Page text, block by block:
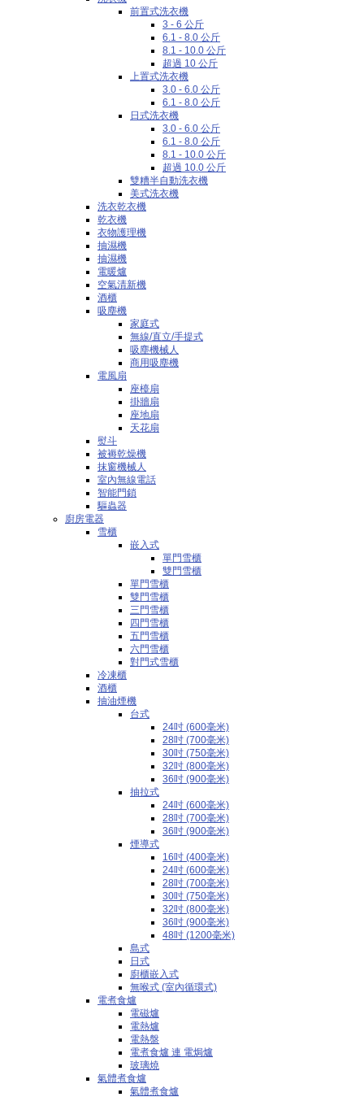
前置式洗衣機
3 - 6 公斤
6.1 - 8.0 公斤
8.1 - 10.0 公斤
超過 10 公斤
上置式洗衣機
3.0 - 6.0 公斤
6.1 - 8.0 公斤
日式洗衣機
3.0 - 6.0 公斤
6.1 - 8.0 公斤
8.1 - 10.0 公斤
超過 10.0 公斤
雙糟半自動洗衣機
美式洗衣機
洗衣乾衣機
乾衣機
衣物護理機
抽濕機
抽濕機
電暖爐
空氣清新機
酒櫃
吸塵機
家庭式
無線/直立/手提式
吸塵機械人
商用吸塵機
電風扇
座檯扇
掛牆扇
座地扇
天花扇
熨斗
被褥乾燥機
抹窗機械人
室內無線電話
智能門鎖
驅蟲器
廚房電器
雪櫃
嵌入式
單門雪櫃
雙門雪櫃
單門雪櫃
雙門雪櫃
三門雪櫃
四門雪櫃
五門雪櫃
六門雪櫃
對門式雪櫃
冷凍櫃
酒櫃
抽油煙機
台式
24吋 (600毫米)
28吋 (700毫米)
30吋 (750毫米)
32吋 (800毫米)
36吋 (900毫米)
抽拉式
24吋 (600毫米)
28吋 (700毫米)
36吋 (900毫米)
煙導式
16吋 (400毫米)
24吋 (600毫米)
28吋 (700毫米)
30吋 (750毫米)
32吋 (800毫米)
36吋 (900毫米)
48吋 (1200毫米)
島式
日式
廚櫃嵌入式
無喉式 (室內循環式)
電煮食爐
電磁爐
電熱爐
電熱盤
電煮食爐 連 電焗爐
玻璃燒
氣體煮食爐
氣體煮食爐